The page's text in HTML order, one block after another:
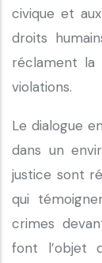
civique et
droits
réclament
violations.
Le dialogue
dans un
justice sont
qui
crimes
font l’objet